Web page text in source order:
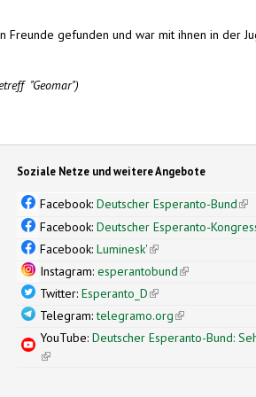
Freunde gefunden und war mit ihnen in der
"Geomar")
Soziale Netze und weitere Angebote
Facebook:Deutscher Esperanto-Bund
Facebook:Deutscher Esperanto-
Facebook:Luminesk'(link is external)
Instagram:esperantobund(link is external)
Twitter:Esperanto_D(link is external)
Telegram:telegramo.org(link is external)
YouTube:Deutscher Esperanto-Bund:
(link is external)